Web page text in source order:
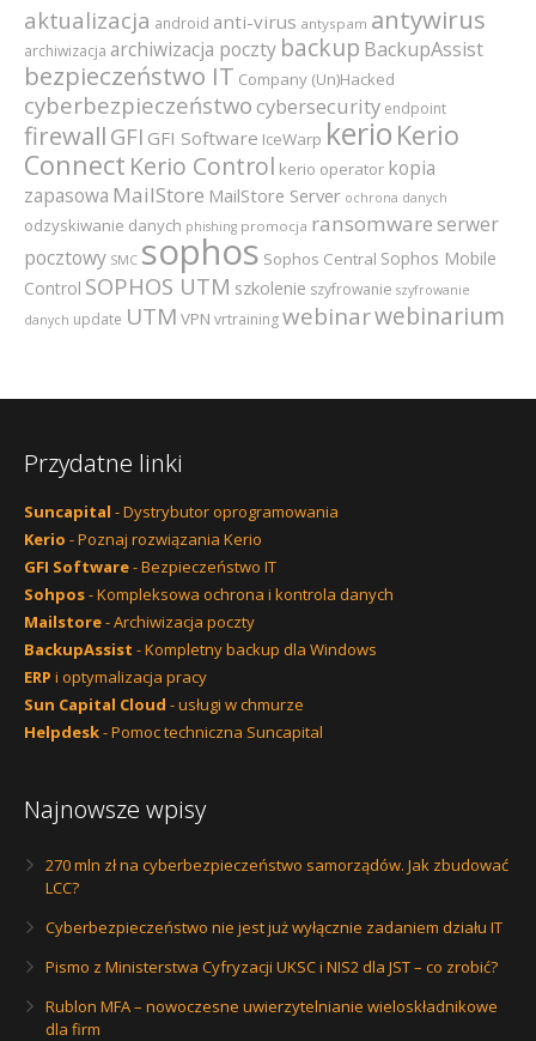
aktualizacja android anti-virus antyspam antywirus
archiwizacja archiwizacja poczty backup BackupAssist
bezpieczeństwo IT Company (Un)Hacked
cyberbezpieczeństwocybersecurity endpoint
firewall GFI GFI Software IceWarp kerio Kerio
Connect Kerio Control kerio operator kopia
zapasowa MailStore MailStore Server ochrona danych
odzyskiwanie danych phishing promocja ransomware serwer
pocztowy SMC sophos Sophos Central Sophos Mobile
Control SOPHOS UTM szkolenie szyfrowanie szyfrowanie
danych update UTM VPN vrtrainingwebinarwebinarium
Przydatne linki
Suncapital - Dystrybutor oprogramowania
Kerio - Poznaj rozwiązania Kerio
GFI Software- Bezpieczeństwo IT
Sohpos- Kompleksowa ochrona i kontrola danych
Mailstore- Archiwizacja poczty
BackupAssist - Kompletny backup dla Windows
ERP i optymalizacja pracy
Sun Capital Cloud - usługi w chmurze
Helpdesk- Pomoc techniczna Suncapital
Najnowsze wpisy
270 mln zł na cyberbezpieczeństwo samorządów. Jak zbudować
LCC?
Cyberbezpieczeństwo nie jest już wyłącznie zadaniem działu IT
Pismo z Ministerstwa Cyfryzacji UKSC i NIS2 dla JST – co zrobić?
Rublon MFA – nowoczesne uwierzytelnianie wieloskładnikowe
dla firm